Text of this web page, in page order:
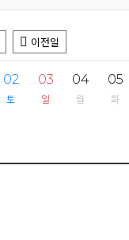
이전일
02
토
03
일
04
월
05
화